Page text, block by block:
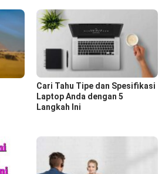
Cari Tahu Tipe dan Spesifikasi
Laptop Anda dengan 5
Langkah Ini